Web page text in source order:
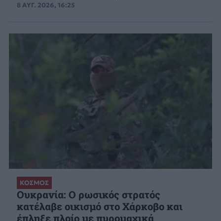
8 ΑΥΓ. 2026, 16:25
ΚΟΣΜΟΣ
Ουκρανία: Ο ρωσικός στρατός
κατέλαβε οικισμό στο Χάρκοβο και